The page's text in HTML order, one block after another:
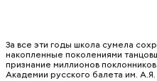
За все эти годы школа сумела
накопленные поколениями
признание миллионов
Академии русского балета им. А.Я.